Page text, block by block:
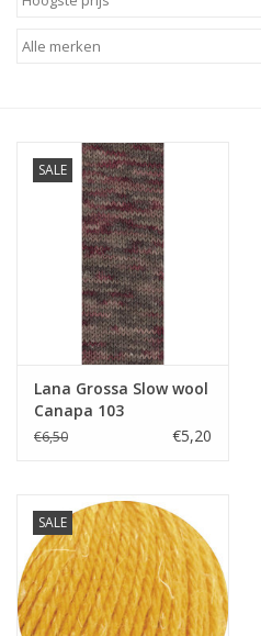
Breien en haken
Sale / Coupons
Tweedehands
Cadeaubonnen
Guy's blog
Loyalty
SALE
Lana Grossa Slow wool
Canapa 103
€6,50 €5,20
SALE